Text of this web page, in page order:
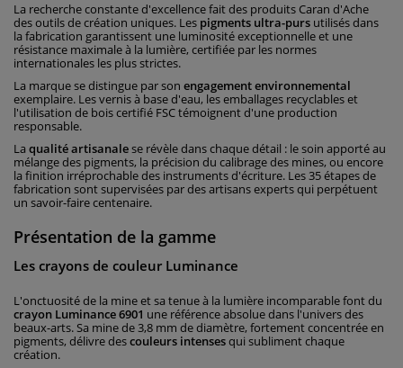
La recherche constante d'excellence fait des produits Caran d'Ache
des outils de création uniques. Les pigments ultra-purs utilisés dans
la fabrication garantissent une luminosité exceptionnelle et une
résistance maximale à la lumière, certifiée par les normes
internationales les plus strictes.
La marque se distingue par son engagement environnemental
exemplaire. Les vernis à base d'eau, les emballages recyclables et
l'utilisation de bois certifié FSC témoignent d'une production
responsable.
La qualité artisanalese révèle dans chaque détail : le soin apporté au
mélange des pigments, la précision du calibrage des mines, ou encore
la finition irréprochable des instruments d'écriture. Les 35 étapes de
fabrication sont supervisées par des artisans experts qui perpétuent
un savoir-faire centenaire.
Présentation de la gamme
Les crayons de couleur Luminance
L'onctuosité de la mine et sa tenue à la lumière incomparable font du
crayon Luminance 6901 une référence absolue dans l'univers des
beaux-arts. Sa mine de 3,8 mm de diamètre, fortement concentrée en
pigments, délivre descouleurs intensesqui subliment chaque
création.